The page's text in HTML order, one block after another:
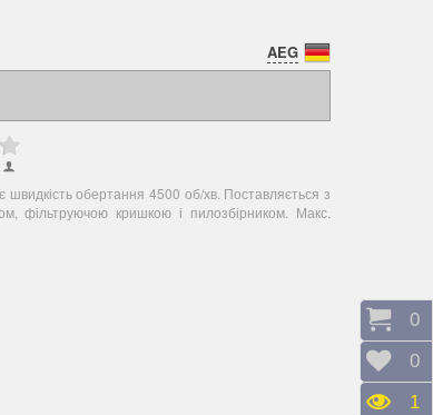
AEG
обертання 4500 об/хв. Поставляється з
фільтруючою кришкою і пилозбірником. Макс.
0
0
1